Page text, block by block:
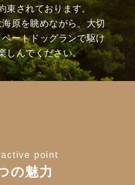
束されております。
原を眺めながら、大切
ートドッグランで駆け
しんでください。
point
の魅力